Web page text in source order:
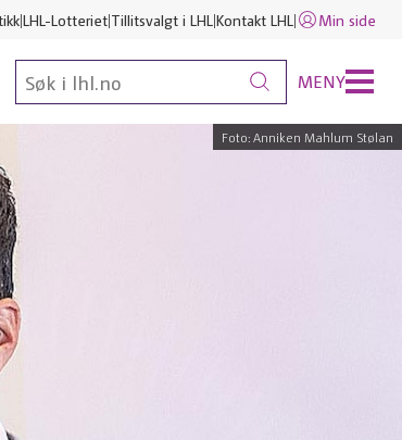
LHL-Lotteriet Tillitsvalgt i LHL Kontakt LHL Min side
MENY
Foto: Anniken Mahlum Stølan